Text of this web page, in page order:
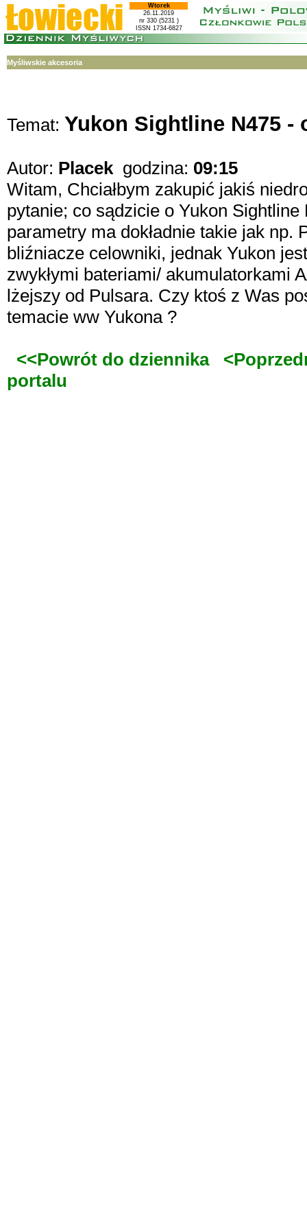
Wtorek
26.11.2019
nr 330 (5231 )
ISSN 1734-6827
Myśliwskie akcesoria
Temat: Yukon Sightline N475 -
Autor: Placekgodzina: 09:15
Witam, Chciałbym zakupić jakiś
pytanie; co sądzicie o Yukon
parametry ma dokładnie takie jak
bliźniacze celowniki, jednak Yukon
zwykłymi bateriami/ akumulatorkami
lżejszy od Pulsara. Czy ktoś z Was
temacie ww Yukona ?
<<Powrót do dziennika
portalu